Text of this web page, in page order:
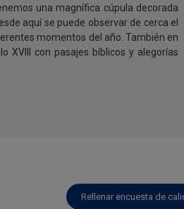
una magnífica cúpula decorada
aquí se puede observar de cerca el
momentos del año. También en
XVIII con pasajes bíblicos y alegorías
Rellenar encuesta de